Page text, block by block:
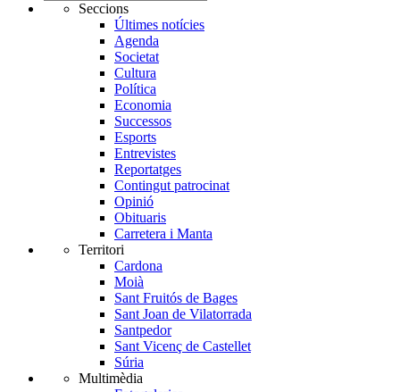
Seccions
Últimes notícies
Agenda
Societat
Cultura
Política
Economia
Successos
Esports
Entrevistes
Reportatges
Contingut patrocinat
Opinió
Obituaris
Carretera i Manta
Territori
Cardona
Moià
Sant Fruitós de Bages
Sant Joan de Vilatorrada
Santpedor
Sant Vicenç de Castellet
Súria
Multimèdia